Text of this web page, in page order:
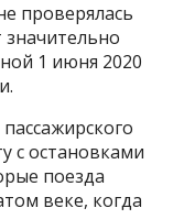
проверялась
1 июня 2020
с остановками
поезда
веке, когда